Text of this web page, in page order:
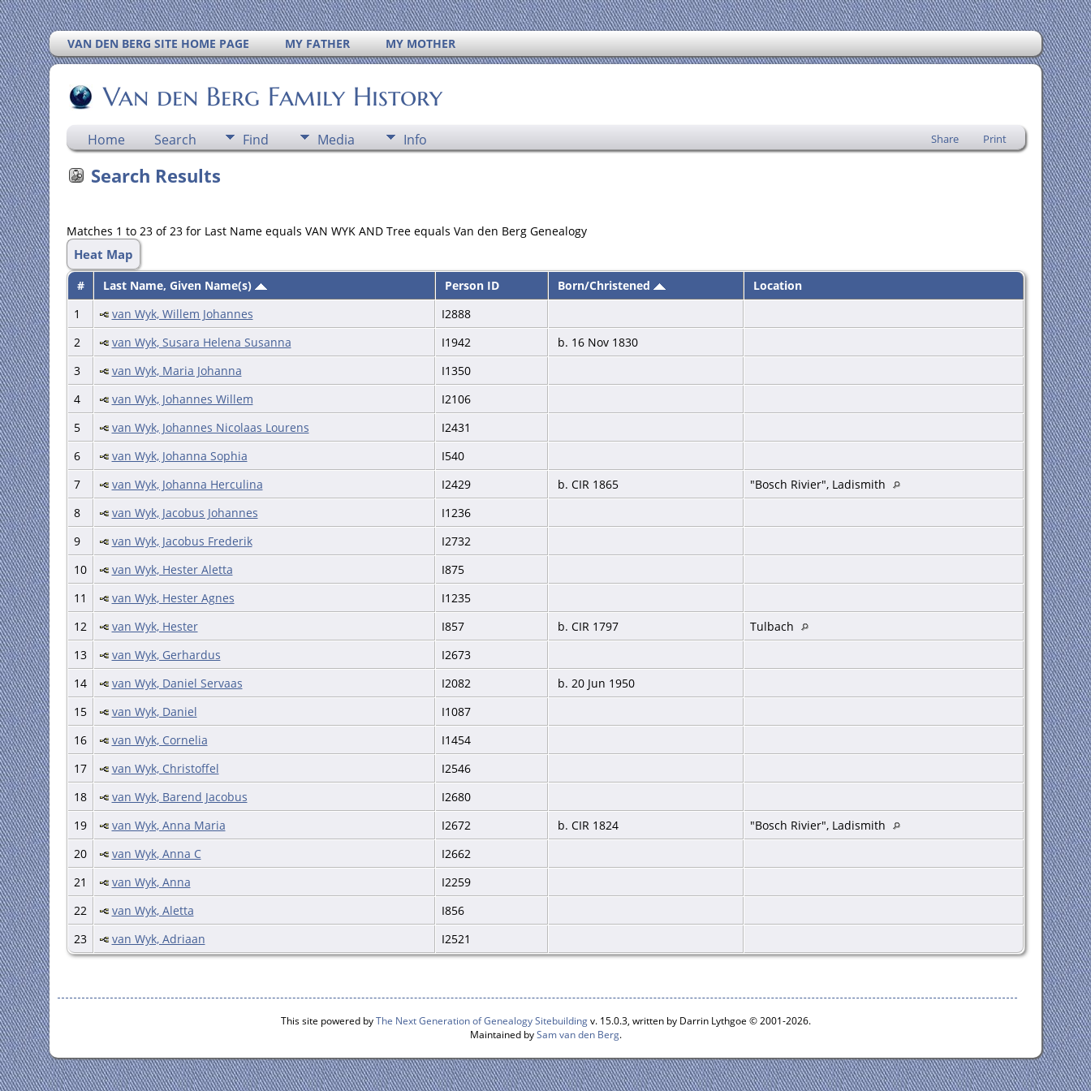
VAN DEN BERG SITE HOME PAGE MY FATHER MY MOTHER
Van den Berg Family History
Home Search Find Media Info Share Print
Search Results
Matches 1 to 23 of 23 for Last Name equals VAN WYK AND Tree equals Van den Berg Genealogy
Heat Map
# Last Name, Given Name(s) Person ID Born/Christened
Location
1
van Wyk, Willem Johannes
I2888
2
van Wyk, Susara Helena Susanna I1942
b. 16 Nov 1830
3
van Wyk, Maria Johanna
I1350
4
van Wyk, Johannes Willem
I2106
5
van Wyk, Johannes Nicolaas Lourens
I2431
6
van Wyk, Johanna Sophia
I540
7
van Wyk, Johanna Herculina I2429 b. CIR 1865
"Bosch Rivier", Ladismith
8
van Wyk, Jacobus Johannes
I1236
9
van Wyk, Jacobus Frederik
I2732
10
van Wyk, Hester Aletta
I875
11
van Wyk, Hester Agnes
I1235
12
van Wyk, Hester I857 b. CIR 1797
Tulbach
13
van Wyk, Gerhardus
I2673
14
van Wyk, Daniel Servaas I2082
b. 20 Jun 1950
15
van Wyk, Daniel
I1087
16
van Wyk, Cornelia
I1454
17
van Wyk, Christoffel
I2546
18
van Wyk, Barend Jacobus
I2680
19
van Wyk, Anna Maria I2672 b. CIR 1824
"Bosch Rivier", Ladismith
20
van Wyk, Anna C
I2662
21
van Wyk, Anna
I2259
22
van Wyk, Aletta
I856
23
van Wyk, Adriaan I2521
This site powered byThe Next Generation of Genealogy Sitebuildingv. 15.0.3, written by Darrin Lythgoe © 2001-2026.
Maintained bySam van den Berg.